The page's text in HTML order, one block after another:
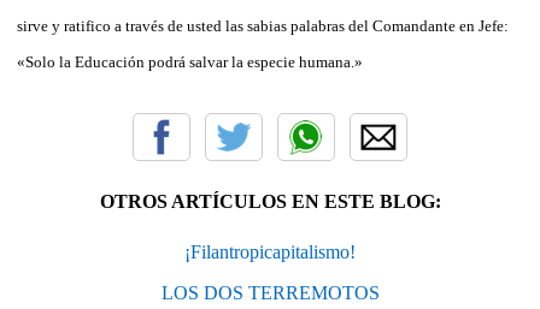
sirve y ratifico a través de usted las sabias palabras del Comandante en Jefe:
«Solo la Educación podrá salvar la especie humana.»
OTROS ARTÍCULOS EN ESTE BLOG:
¡Filantropicapitalismo!
LOS DOS TERREMOTOS